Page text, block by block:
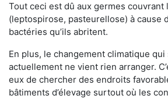
Tout ceci est dû aux germes couvrant
(leptospirose, pasteurellose) à cause
bactéries qu’ils abritent.
En plus, le changement climatique qui
actuellement ne vient rien arranger.
eux de chercher des endroits
bâtiments d’élevage surtout où les